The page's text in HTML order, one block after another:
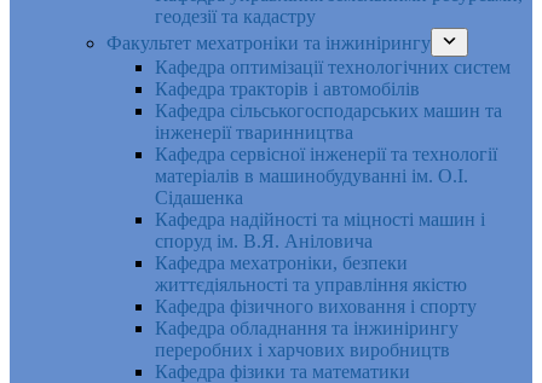
геодезії та кадастру
Факультет мехатроніки та інжинірингу
Кафедра оптимізації технологічних систем
Кафедра тракторів і автомобілів
Кафедра сільськогосподарських машин та
інженерії тваринництва
Кафедра cервісної інженерії та технології
матеріалів в машинобудуванні ім. О.І.
Сідашенка
Кафедра надійності та міцності машин і
споруд ім. В.Я. Аніловича
Кафедра мехатроніки, безпеки
життєдіяльності та управління якістю
Кафедра фізичного виховання і спорту
Кафедра обладнання та інжинірингу
переробних і харчових виробництв
Кафедра фізики та математики